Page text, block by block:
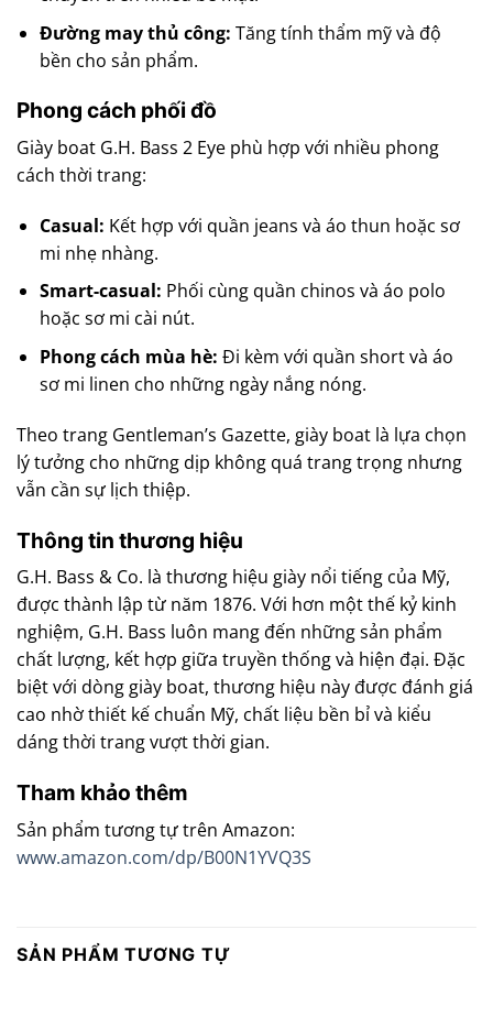
Đường may thủ công: Tăng tính thẩm mỹ và độ
bền cho sản phẩm.
Phong cách phối đồ
Giày boat G.H. Bass 2 Eye phù hợp với nhiều phong
cách thời trang:
Casual: Kết hợp với quần jeans và áo thun hoặc sơ
mi nhẹ nhàng.
Smart-casual: Phối cùng quần chinos và áo polo
hoặc sơ mi cài nút.
Phong cách mùa hè: Đi kèm với quần short và áo
sơ mi linen cho những ngày nắng nóng.
Theo trang Gentleman’s Gazette, giày boat là lựa chọn
lý tưởng cho những dịp không quá trang trọng nhưng
vẫn cần sự lịch thiệp.
Thông tin thương hiệu
G.H. Bass & Co. là thương hiệu giày nổi tiếng của Mỹ,
được thành lập từ năm 1876. Với hơn một thế kỷ kinh
nghiệm, G.H. Bass luôn mang đến những sản phẩm
chất lượng, kết hợp giữa truyền thống và hiện đại. Đặc
biệt với dòng giày boat, thương hiệu này được đánh giá
cao nhờ thiết kế chuẩn Mỹ, chất liệu bền bỉ và kiểu
dáng thời trang vượt thời gian.
Tham khảo thêm
Sản phẩm tương tự trên Amazon:
www.amazon.com/dp/B00N1YVQ3S
SẢN PHẨM TƯƠNG TỰ